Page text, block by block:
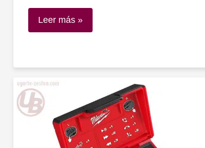
Leer más »
Auriculares
Milwaukee
L4
RLEPB-